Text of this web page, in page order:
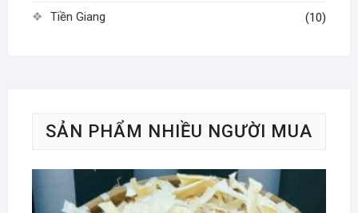
Tiền Giang (10)
SẢN PHẨM NHIỀU NGƯỜI MUA